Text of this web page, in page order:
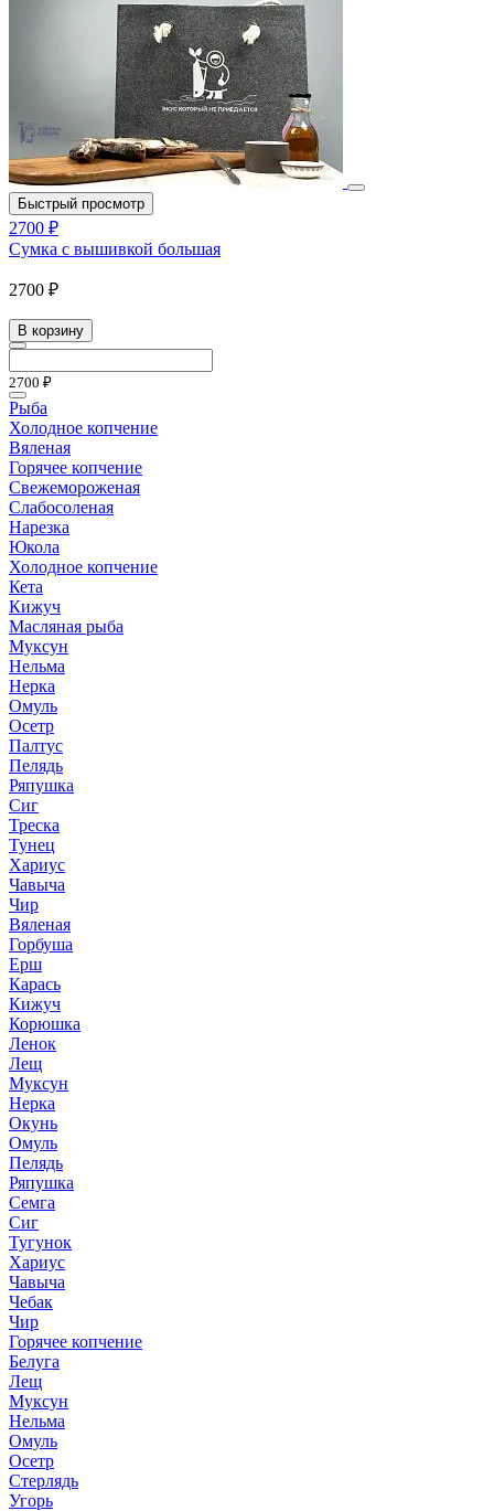
Быстрый просмотр
2700 ₽
Сумка с вышивкой большая
2700 ₽
В корзину
2700 ₽
Рыба
Холодное копчение
Вяленая
Горячее копчение
Свежемороженая
Слабосоленая
Нарезка
Юкола
Холодное копчение
Кета
Кижуч
Масляная рыба
Муксун
Нельма
Нерка
Омуль
Осетр
Палтус
Пелядь
Ряпушка
Сиг
Треска
Тунец
Хариус
Чавыча
Чир
Вяленая
Горбуша
Ерш
Карась
Кижуч
Корюшка
Ленок
Лещ
Муксун
Нерка
Окунь
Омуль
Пелядь
Ряпушка
Семга
Сиг
Тугунок
Хариус
Чавыча
Чебак
Чир
Горячее копчение
Белуга
Лещ
Муксун
Нельма
Омуль
Осетр
Стерлядь
Угорь